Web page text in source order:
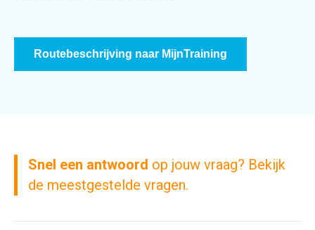
Routebeschrijving naar MijnTraining
Snel een antwoord op jouw vraag? Bekijk
de meestgestelde vragen.